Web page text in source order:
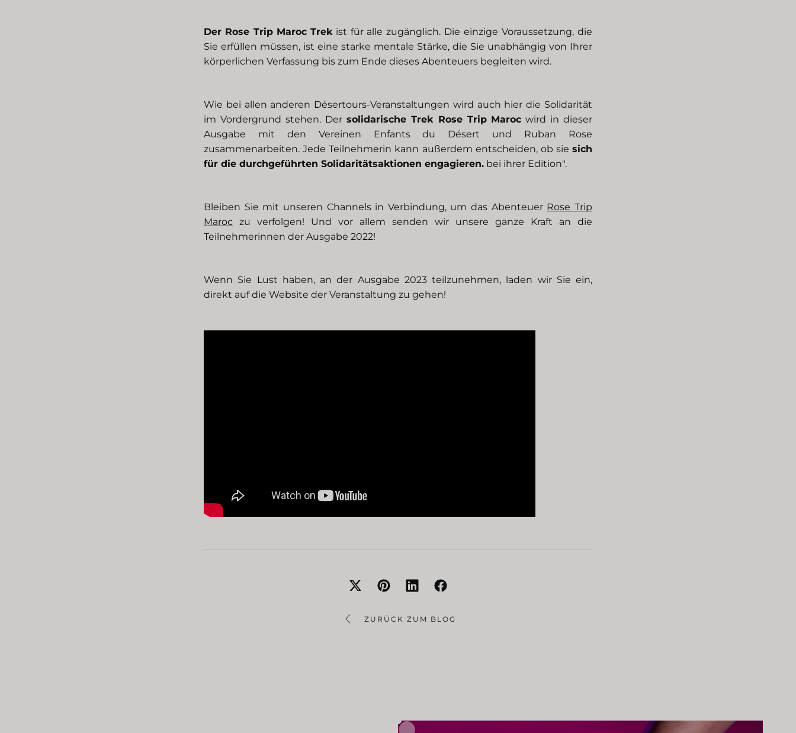
Der Rose Trip Maroc Trekist für alle zugänglich. Die einzige Voraussetzung, die
Sie erfüllen müssen, ist eine starke mentale Stärke, die Sie unabhängig von Ihrer
körperlichen Verfassung bis zum Ende dieses Abenteuers begleiten wird.
Wie bei allen anderen Désertours-Veranstaltungen wird auch hier die Solidarität
im Vordergrund stehen. Dersolidarische Trek Rose Trip Marocwird in dieser
Ausgabe mit den Vereinen Enfants du Désert und Ruban Rose
zusammenarbeiten. Jede Teilnehmerin kann außerdem entscheiden, ob sie sich
für die durchgeführten Solidaritätsaktionen engagieren. bei ihrer Edition".
Bleiben Sie mit unseren Channels in Verbindung, um das Abenteuer Rose Trip
Maroc zu verfolgen! Und vor allem senden wir unsere ganze Kraft an die
Teilnehmerinnen der Ausgabe 2022!
Wenn Sie Lust haben, an der Ausgabe 2023 teilzunehmen, laden wir Sie ein,
direkt auf die Website der Veranstaltung zu gehen!
ZURÜCK ZUM BLOG